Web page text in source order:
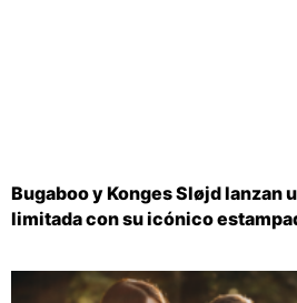
Bugaboo y Konges Sløjd lanzan
limitada con su icónico